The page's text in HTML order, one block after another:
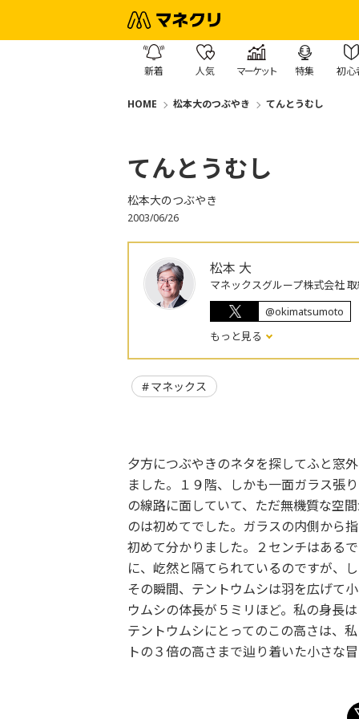
新着 人気 マーケット 特集 初心
HOME 松本大のつぶやき てんとうむし
てんとうむし
松本大のつぶやき
2003/06/26
松本 大
マネックスグループ株式会社
@okimatsumoto
もっと見る
マネックス
夕方につぶやきのネタを探してふと窓
ました。１９階、しかも一面ガラス張
の線路に面していて、ただ無機質な空
のは初めてでした。ガラスの内側から
初めて分かりました。２センチはある
に、屹然と隔てられているのですが、
その瞬間、テントウムシは羽を広げて
ウムシの体長が５ミリほど。私の身長
テントウムシにとってのこの高さは、
トの３倍の高さまで辿り着いた小さな